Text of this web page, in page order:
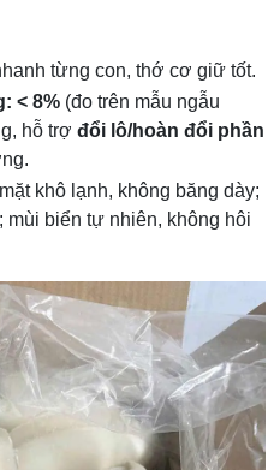
từng con, thớ cơ giữ tốt.
< 8%(đo trên mẫu ngẫu
hỗ trợ đổi lô/hoàn đổi phần
khô lạnh, không băng dày;
mùi biển tự nhiên, không hôi